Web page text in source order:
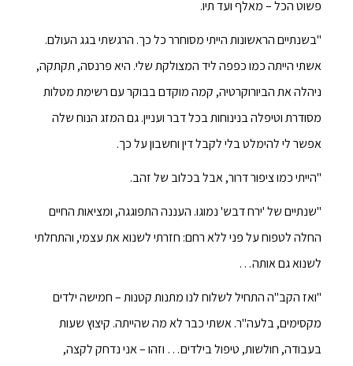
פשוט הכל – מאלף ועד תיו.
"בשנתיים הראשונות הייתי מסוחרר כל כך. הרגשתי בגג העולם.
אשתי הייתה כמו כפפה ליד המצולקת שלי. היא פרנסה, תקתקה,
ניהלה את הביורוקרטיה, קמה מוקדם בבוקר עם רשימת מטלות
מסודרת וטיפלה בנינוחות בכל דבר ועניין. גם המזג הנוח שלה
אפשר לי להימלט בלי לקבל דין וחשבון על כך.
"הייתי כמו ציפור דרור, אבל בכלוב של זהב.
"שנתיים של 'ירח דבש' נמוגו. העננה התפוגגה, ומציאות החיים
החלה לטפוח על פני ללא רחם: חזרתי לשנוא את עצמי, והתחלתי
לשנוא גם אותה…
"ואז הקב"ה התחיל לשלוח לנו מתנות קטנות – חמישה ילדים
מקסימים, בלעה"ר. אשתי כבר לא מה שהייתה. קיצוץ שעות
בעבודה, חולשות, טיפול בילדים… וזהו – אני נדחק לקצה,